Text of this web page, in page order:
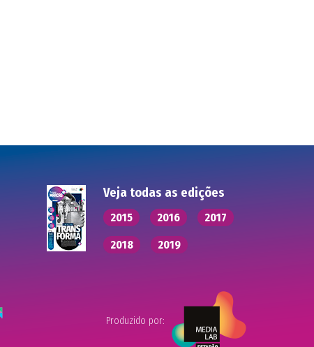
Veja todas as edições
2015 2016 2017
2018 2019
Produzido por: